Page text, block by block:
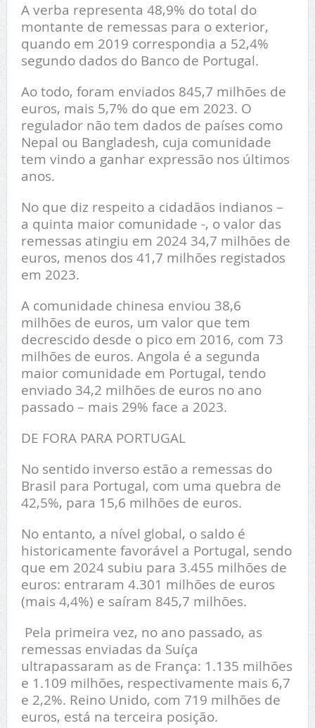
A verba representa 48,9% do total do
montante de remessas para o exterior,
quando em 2019 correspondia a 52,4%
segundo dados do Banco de Portugal.
Ao todo, foram enviados 845,7 milhões de
euros, mais 5,7% do que em 2023. O
regulador não tem dados de países como
Nepal ou Bangladesh, cuja comunidade
tem vindo a ganhar expressão nos últimos
anos.
No que diz respeito a cidadãos indianos –
a quinta maior comunidade -, o valor das
remessas atingiu em 2024 34,7 milhões de
euros, menos dos 41,7 milhões registados
em 2023.
A comunidade chinesa enviou 38,6
milhões de euros, um valor que tem
decrescido desde o pico em 2016, com 73
milhões de euros. Angola é a segunda
maior comunidade em Portugal, tendo
enviado 34,2 milhões de euros no ano
passado – mais 29% face a 2023.
DE FORA PARA PORTUGAL
No sentido inverso estão a remessas do
Brasil para Portugal, com uma quebra de
42,5%, para 15,6 milhões de euros.
No entanto, a nível global, o saldo é
historicamente favorável a Portugal, sendo
que em 2024 subiu para 3.455 milhões de
euros: entraram 4.301 milhões de euros
(mais 4,4%) e saíram 845,7 milhões.
Pela primeira vez, no ano passado, as
remessas enviadas da Suíça
ultrapassaram as de França: 1.135 milhões
e 1.109 milhões, respectivamente mais 6,7
e 2,2%. Reino Unido, com 719 milhões de
euros, está na terceira posição.